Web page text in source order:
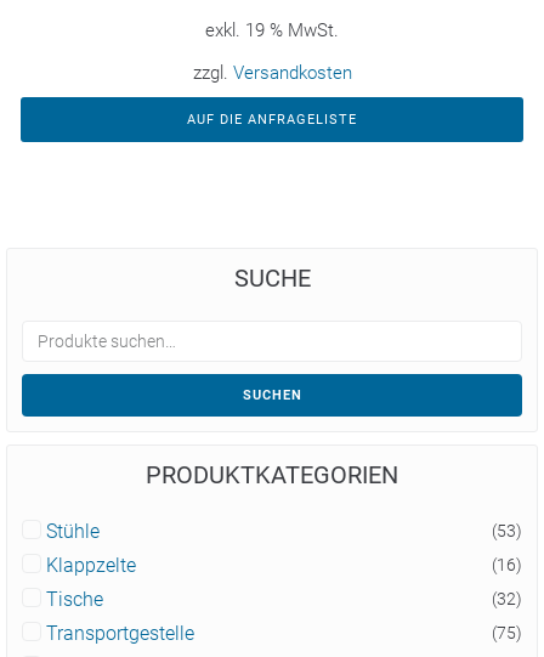
exkl. 19 % MwSt.
zzgl. Versandkosten
AUF DIE ANFRAGELISTE
SUCHE
SUCHEN
PRODUKTKATEGORIEN
Stühle (53)
Klappzelte (16)
Tische (32)
Transportgestelle (75)